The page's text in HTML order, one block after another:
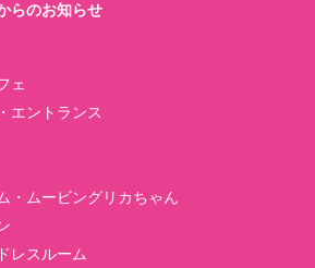
らのお知らせ
ェ
エントランス
・ムービングリカちゃん
レスルーム